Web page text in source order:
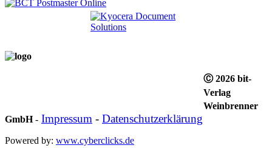
Ⓒ 2026 bit-
Verlag
Weinbrenner
GmbH- Impressum - Datenschutzerklärung
Powered by: www.cyberclicks.de